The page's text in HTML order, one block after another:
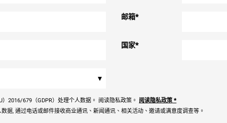
邮箱*
国家*
▾
）2016/679（GDPR）处理个人数据。 阅读隐私政策。 阅读隐私政策 *
据, 通过电话或邮件接收商业通讯、新闻通讯、相关活动、邀请或满意度调查等。